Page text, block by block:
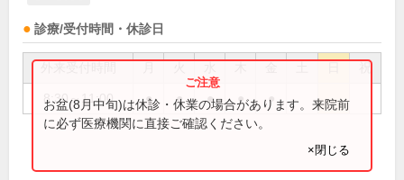
診療/受付時間・休診日
祝
8:30～11:00 ● ● ● ● ●
お盆(8月中旬)は休診・休業の場合があります。来院前
に必ず医療機関に直接ご確認ください。
×閉じる